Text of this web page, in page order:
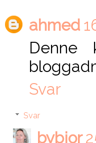
ahmed
Denne
Svar
Svar
bybjor